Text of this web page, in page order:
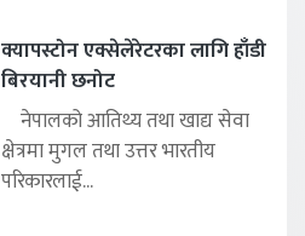
क्यापस्टोन एक्सेलेरेटरका लागि हाँडी
बिरयानी छनोट
नेपालको आतिथ्य तथा खाद्य सेवा
क्षेत्रमा मुगल तथा उत्तर भारतीय
परिकारलाई...